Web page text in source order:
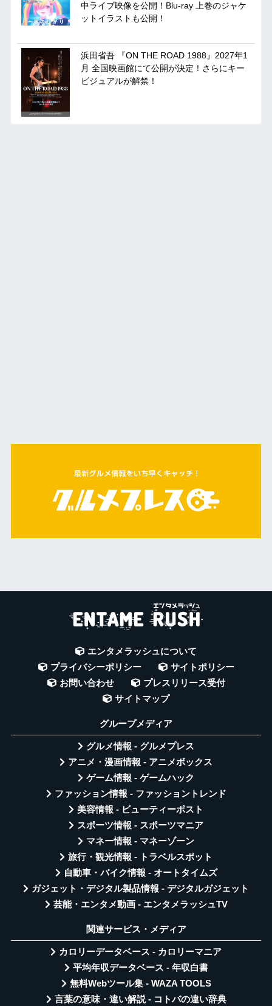
中ライブ映像を公開！Blu-ray 上巻のジャケ
ットイラストも公開！
浜田省吾 『ON THE ROAD 1988』2027年1
月 全国映画館にて公開が決定！さらにキー
ビジュアルが解禁！
エンタメラッシュについて
プライバシーポリシー
サイトポリシー
お問い合わせ
プレスリリース受付
サイトマップ
グループメディア
グルメ情報 - グルメプレス
アニメ・漫画情報 - アニメボックス
ゲーム情報 - ゲームハック
ファッション情報 - ファッショントレンド
美容情報 - ビューティーポスト
スポーツ情報 - スポーツマニア
マネー情報 - マネーゾーン
旅行・観光情報 - トラベルスポット
自動車・バイク情報 - オートタイムズ
ガジェット・デジタル製品情報 - デジタルガジェット
芸能・エンタメ動画 - エンタメラッシュTV
関連サービス・メディア
カロリーデータベース - カロリーマニア
平均年収データベース - 年収白書
無料Webツール集 - WAZA TOOLS
言葉の意味・違い解説 - コトバの違い辞典